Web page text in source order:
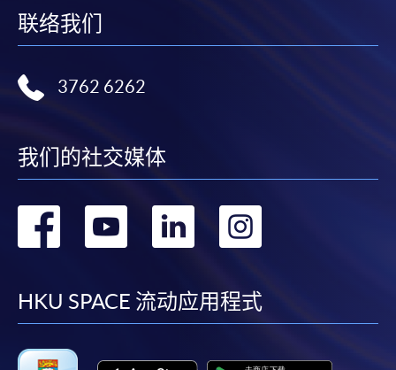
联络我们
3762 6262
我们的社交媒体
转
facebook
转
youtube
转
linkedin
转
HKU SPACE 流动应用程式